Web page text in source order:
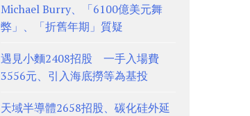
Michael Burry、「6100億美元舞
弊」、「折舊年期」質疑
遇見小麵2408招股 一手入場費
3556元、引入海底撈等為基投
天域半導體2658招股、碳化硅外延